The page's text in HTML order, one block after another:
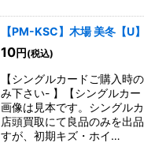
【PM-KSC】木場 美冬【U】
10円 (税込)
【シングルカードご購入時
み下さい- 】【シングルカー
画像は見本です。シングル
店頭買取にて良品のみを出
すが、初期キズ・ホイ…